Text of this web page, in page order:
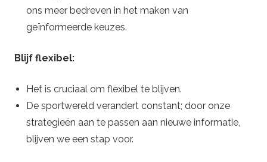
ons meer bedreven in het maken van
geïnformeerde keuzes.
Blijf flexibel:
Het is cruciaal om flexibel te blijven.
De sportwereld verandert constant; door onze
strategieën aan te passen aan nieuwe informatie,
blijven we een stap voor.